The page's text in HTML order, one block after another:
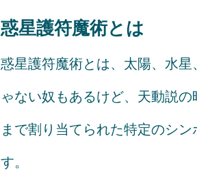
惑星護符魔術とは
惑星護符魔術とは、太陽、水
ゃない奴もあるけど、天動説
まで割り当てられた特定のシ
す。